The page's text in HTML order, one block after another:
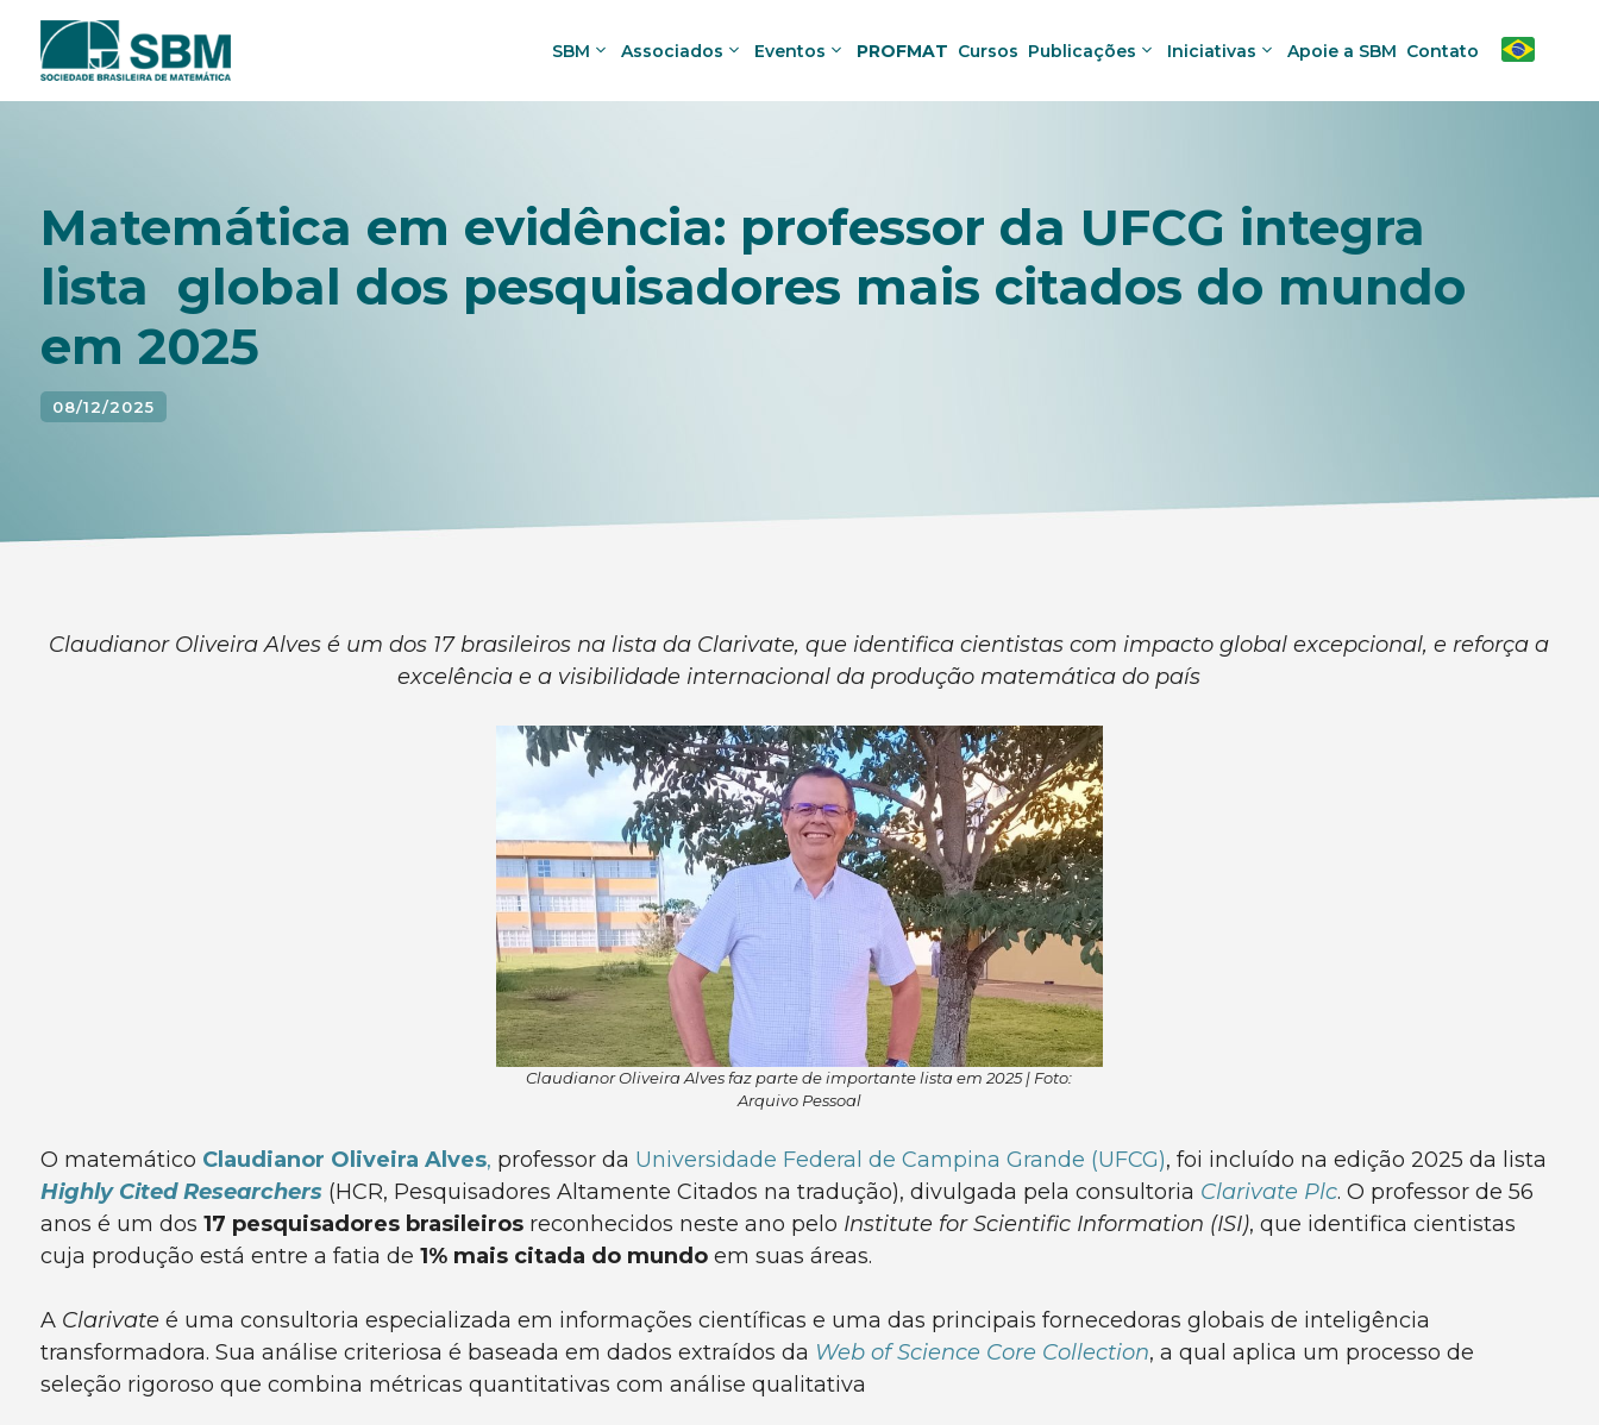
Pular
para
SBM Associados Eventos PROFMAT Cursos Publicações Iniciativas Apoie a SBM Contato
Matemática em evidência: professor da UFCG integra
lista global dos pesquisadores mais citados do mundo
em 2025
08/12/2025
Claudianor Oliveira Alves é um dos 17 brasileiros na lista da Clarivate, que identifica cientistas com impacto global excepcional, e reforça a
excelência e a visibilidade internacional da produção matemática do país
Claudianor Oliveira Alves faz parte de importante lista em 2025 | Foto:
Arquivo Pessoal
O matemático Claudianor Oliveira Alves, professor da Universidade Federal de Campina Grande (UFCG), foi incluído na edição 2025 da lista
Highly Cited Researchers (HCR, Pesquisadores Altamente Citados na tradução), divulgada pela consultoria Clarivate Plc. O professor de 56
anos é um dos 17 pesquisadores brasileirosreconhecidos neste ano pelo Institute for Scientific Information (ISI), que identifica cientistas
cuja produção está entre a fatia de 1% mais citada do mundoem suas áreas.
A Clarivate é uma consultoria especializada em informações científicas e uma das principais fornecedoras globais de inteligência
transformadora. Sua análise criteriosa é baseada em dados extraídos da Web of Science Core Collection, a qual aplica um processo de
seleção rigoroso que combina métricas quantitativas com análise qualitativa